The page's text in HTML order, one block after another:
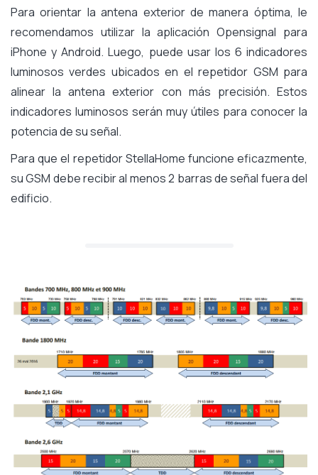
Para orientar la antena exterior de manera óptima, le
recomendamos utilizar la aplicación Opensignal para
iPhone y Android. Luego, puede usar los 6 indicadores
luminosos verdes ubicados en el repetidor GSM para
alinear la antena exterior con más precisión. Estos
indicadores luminosos serán muy útiles para conocer la
potencia de su señal.
Para que el repetidor StellaHome funcione eficazmente,
su GSM debe recibir al menos 2 barras de señal fuera del
edificio.